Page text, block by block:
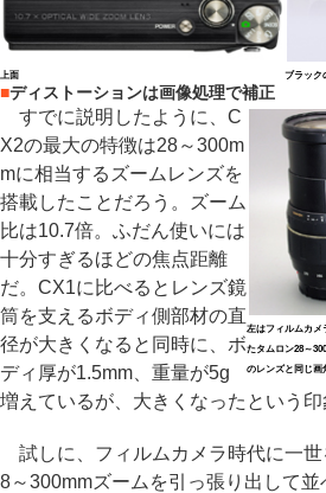
上面 ブラック
■ディストーションは画像処理で補正
左はフィルムカメ
たタムロン28～
のレンズと同じ画
すでに説明したように、C
X2の最大の特徴は28～300m
mに相当するズームレンズを
搭載したことだろう。ズーム
比は10.7倍。ふだん使いには
十分すぎるほどの焦点距離
だ。CX1に比べるとレンズ鏡
筒を支えるボディ側部材の直
径が大きくなると同時に、ボ
ディ厚が1.5mm、重量が5g
増えているが、大きくなったという印
試しに、フィルムカメラ時代に一
8～300mmズームを引っ張り出して